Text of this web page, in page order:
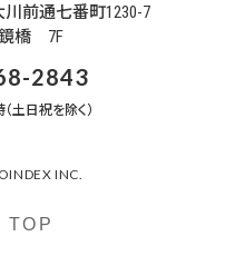
前通七番町1230-7
鏡橋 7F
2843
土日祝を除く）
INC.
TOP